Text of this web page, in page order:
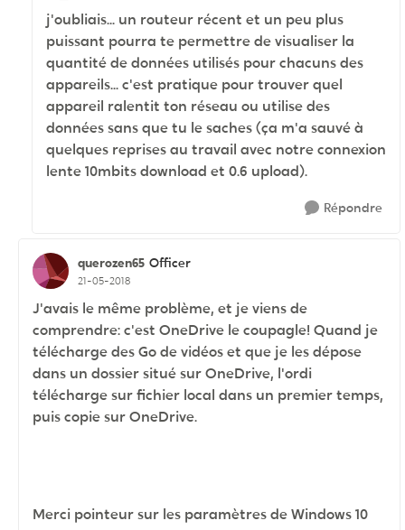
j'oubliais... un routeur récent et un peu plus
puissant pourra te permettre de visualiser la
quantité de données utilisés pour chacuns des
appareils... c'est pratique pour trouver quel
appareil ralentit ton réseau ou utilise des
données sans que tu le saches (ça m'a sauvé à
quelques reprises au travail avec notre connexion
lente 10mbits download et 0.6 upload).
Répondre
querozen65 Officer
21-05-2018
J'avais le même problème, et je viens de
comprendre: c'est OneDrive le coupagle! Quand je
télécharge des Go de vidéos et que je les dépose
dans un dossier situé sur OneDrive, l'ordi
télécharge sur fichier local dans un premier temps,
puis copie sur OneDrive.
Merci pointeur sur les paramètres de Windows 10